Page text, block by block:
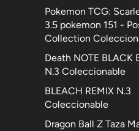
Pokemon TCG:
3.5 pokemon 151 -
Collection
Death NOTE BLACK
N.3 Coleccionable
BLEACH REMIX N.3
Coleccionable
Dragon Ball Z Taza